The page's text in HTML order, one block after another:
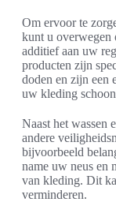
Om ervoor te
kunt u overwegen
additief aan uw
producten zijn
doden en zijn een
uw kleding
Naast het wassen
andere
bijvoorbeeld
name uw neus en
van kleding. Dit
verminderen.